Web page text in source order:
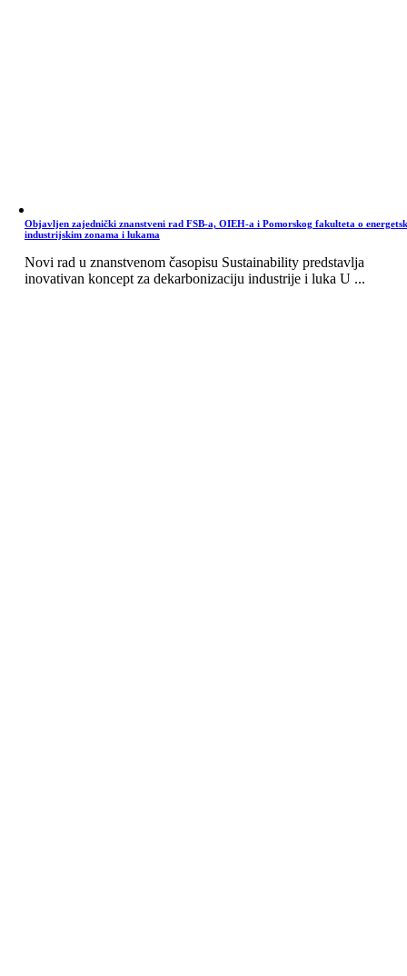
Objavljen zajednički znanstveni rad FSB-a, OIEH-a i Pomorskog fakulteta o
industrijskim zonama i lukama
Novi rad u znanstvenom časopisu Sustainability predstavlja
inovativan koncept za dekarbonizaciju industrije i luka U ...